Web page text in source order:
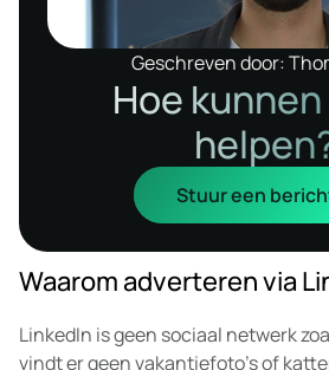
Geschreven door:
Hoe
Stuur een
Waarom adverteren via
LinkedIn is geen sociaal netwerk
vindt er geen vakantiefoto’s of